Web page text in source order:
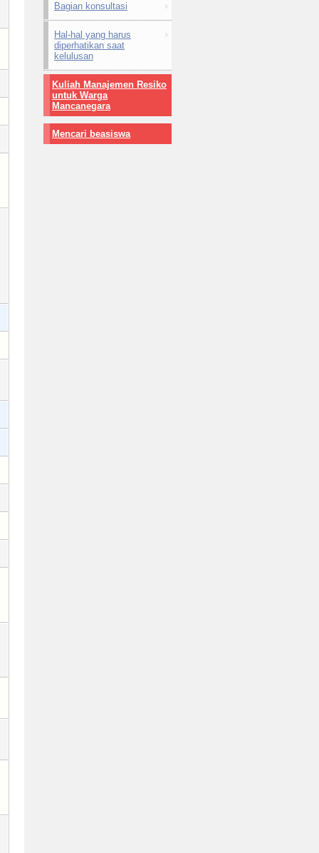
Bagian konsultasi
Hal-hal yang harus
diperhatikan saat
kelulusan
Kuliah Manajemen Resiko
untuk Warga
Mancanegara
Mencari beasiswa